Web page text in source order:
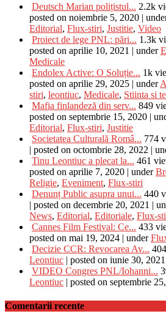
Deutsch Marian polițistul... 2.2k
posted on noiembrie 5, 2020 |
Editorial, Flux-stiri, Justitie, Video
Proiect de lege PNL: pări... 1.3k
posted on aprilie 10, 2021 | under
Medicale
Endolex Active: O Soluție... 1k
posted on aprilie 29, 2025 | under
stiri, leontiuc, Medicale, Stiinta si
Mafia finlandeză din serv... 849
posted on septembrie 15, 2020 |
Editorial, Flux-stiri, Justitie
Societatea Culturală Româ... 774
| posted on octombrie 28, 2022 |
Tinu Leontiuc a plecat la... 461
posted on aprilie 7, 2020 | under
Religie, Eveniment, Flux-stiri
Denunț Public asupra unui... 440
| posted on decembrie 20, 2021 |
News, Editorial, Editoriale, Flux-
Cannes Film Festival: Ce... 433
posted on mai 19, 2024 | under
Decizie CCR: Revocarea Av...
Leontiuc | posted on iunie 30, 2021
VIDEO Congres PNL/Iohanni...
Leontiuc | posted on septembrie
Comentarii recente